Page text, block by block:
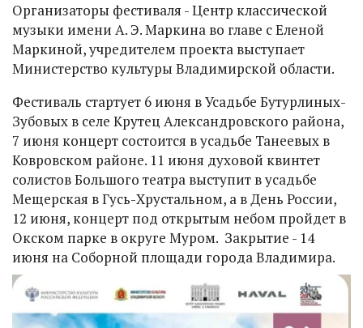
Организаторы фестиваля - Центр классической
музыки имени А. Э. Маркина во главе с Еленой
Маркиной, учредителем проекта выступает
Министерство культуры Владимирской области.
Фестиваль стартует 6 июня в Усадьбе Бутурлиных-
Зубовых в селе Крутец Александровского района,
7 июня концерт состоится в усадьбе Танеевых в
Ковровском районе. 11 июня духовой квинтет
солистов Большого театра выступит в усадьбе
Мещерская в Гусь-Хрустальном, а в День России,
12 июня, концерт под открытым небом пройдет в
Окском парке в округе Муром. Закрытие - 14
июня на Соборной площади города Владимира.